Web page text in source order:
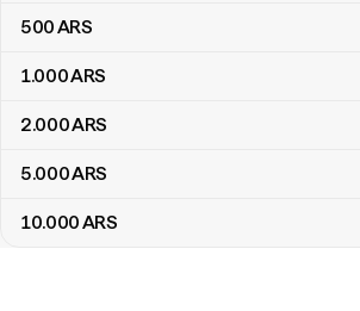
500ARS
1.000ARS
2.000ARS
5.000ARS
10.000ARS